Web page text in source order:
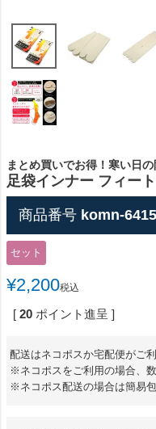
まとめ買いでお得！寒い日の
足袋インナー フィー
商品番号 komn-
セット
¥2,200税込
[ 20 ポイント進呈 ]
配送はネコポスか宅配便がご
※ネコポスをご利用の場合、
※ネコポス配送の場合は簡易包